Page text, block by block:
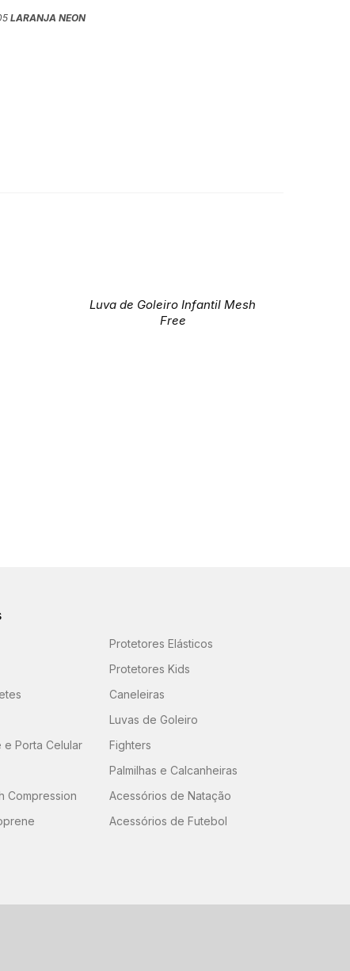
LARANJA NEON
Luva de Goleiro Infantil Mesh
Free
Porta Celular
Compression
Protetores Elásticos
Protetores Kids
Caneleiras
Luvas de Goleiro
Fighters
Palmilhas e Calcanheiras
Acessórios de Natação
Acessórios de Futebol